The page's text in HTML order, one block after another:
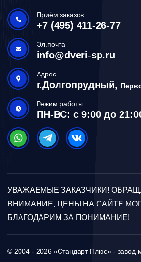
Приём заказов
+7 (495) 411-26-77
Эл.почта
info@dveri-sp.ru
Адрес
г.Долгопрудный,
Режим работы
ПН-ВС: с 9:00 до
УВАЖАЕМЫЕ ЗАКАЗЧИКИ!
ВНИМАНИЕ, ЦЕНЫ НА САЙТЕ
БЛАГОДАРИМ ЗА ПОНИМАНИЕ!
© 2004 - 2026 «Стандарт Плюс» - завод